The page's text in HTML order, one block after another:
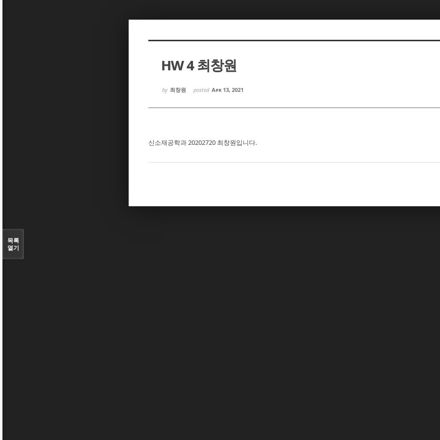
HW 4 최창원
by 최창원 posted Apr 13, 2021
신소재공학과 20202720 최창원입니다.
목록
열기
Sketchbook5, 스케치북5
Sketchbook5, 스케치북5
Sketchbook5, 스케치북5
Sketchbook5, 스케치북5